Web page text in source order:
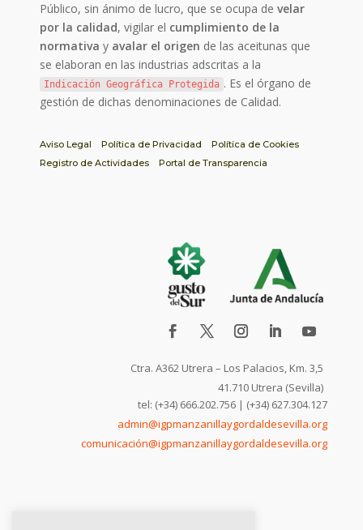
Público, sin ánimo de lucro, que se ocupa develar
por la calidad, vigilar el cumplimiento de la
normativa y avalar el origen de las aceitunas que
se elaboran en las industrias adscritas a la
Indicación Geográfica Protegida . Es el órgano de
gestión de dichas denominaciones de Calidad.
Aviso Legal Política de Privacidad
Política de Cookies
Registro de Actividades
Portal de Transparencia
Ctra. A362 Utrera – Los Palacios, Km. 3,5
41.710 Utrera (Sevilla)
tel: (+34) 666.202.756 | (+34) 627.304.127
admin@igpmanzanillaygordaldesevilla.org
comunicación@igpmanzanillaygordaldesevilla.org